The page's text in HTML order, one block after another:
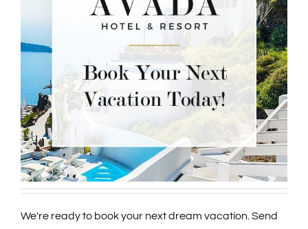
We're ready to book your next dream vacation. Send